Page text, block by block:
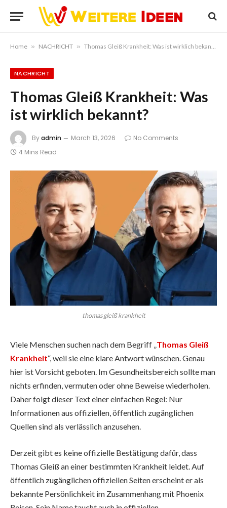
Home » NACHRICHT » Thomas Gleiß Krankheit: Was ist wirklich bekannt?
NACHRICHT
Thomas Gleiß Krankheit: Was
ist wirklich bekannt?
Byadmin March 13, 2026
No Comments
4 Mins Read
thomas gleiß krankheit
Viele Menschen suchen nach dem Begriff „Thomas Gleiß
Krankheit“, weil sie eine klare Antwort wünschen. Genau
hier ist Vorsicht geboten. Im Gesundheitsbereich sollte man
nichts erfinden, vermuten oder ohne Beweise wiederholen.
Daher folgt dieser Text einer einfachen Regel: Nur
Informationen aus offiziellen, öffentlich zugänglichen
Quellen sind als verlässlich anzusehen.
Derzeit gibt es keine offizielle Bestätigung dafür, dass
Thomas Gleiß an einer bestimmten Krankheit leidet. Auf
öffentlich zugänglichen offiziellen Seiten erscheint er als
bekannte Persönlichkeit im Zusammenhang mit Phoenix